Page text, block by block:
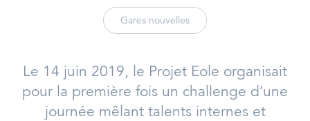
Gares nouvelles
Le 14 juin 2019, le Projet Eole organisait
pour la première fois un challenge d’une
journée mêlant talents internes et